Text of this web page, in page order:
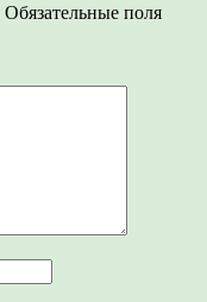
Обязательные поля